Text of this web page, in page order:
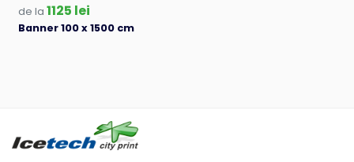
de la 1125 lei
Banner 100 x 1500 cm